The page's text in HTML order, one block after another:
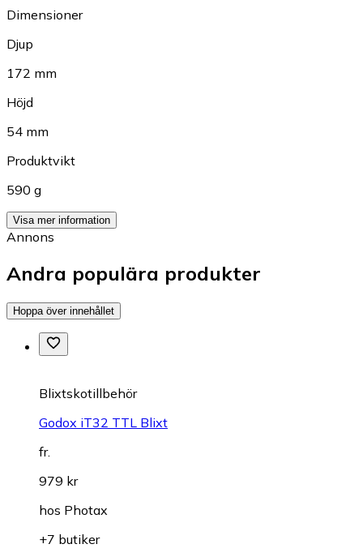
Dimensioner
Djup
172 mm
Höjd
54 mm
Produktvikt
590 g
Visa mer information
Annons
Andra populära produkter
Hoppa över innehållet
Blixtskotillbehör
Godox iT32 TTL Blixt
fr.
979 kr
hos Photax
+7 butiker